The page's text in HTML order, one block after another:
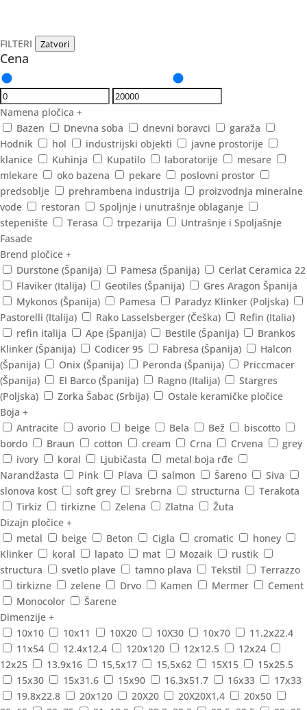
FILTERI Zatvori
Cena
Namena pločica +
Bazen
Dnevna soba dnevni boravci
garaža
Hodnik
hol industrijski objekti
javne prostorije
klanice
Kuhinja Kupatilo laboratorije
mesare
mlekare
oko bazena pekare
poslovni prostor
predsoblje
prehrambena industrija
proizvodnja mineralne
vode
restoran
Spoljnje i unutrašnje oblaganje
stepenište
Terasa trpezarija
Untrašnje i Spoljašnje
Fasade
Brend pločice +
Durstone (Španija)
Pamesa (Španija)
Cerlat Ceramica 22
Flaviker (Italija)
Geotiles (Španija)
Gres Aragon Španija
Mykonos (Španija)
Pamesa
Paradyz Klinker (Poljska)
Pastorelli (Italija)
Rako Lasselsberger (Češka)
Refin (Italia)
refin italija
Ape (Španija) Bestile (Španija)
Brankos
Klinker (Španija)
Codicer 95 Fabresa (Španija)
Halcon
(Španija)
Onix (Španija) Peronda (Španija)
Priccmacer
(Španija)
El Barco (Španija) Ragno (Italija)
Stargres
(Poljska)
Zorka Šabac (Srbija)
Ostale keramičke pločice
Boja +
Antracite
avorio beige Bela Bež
biscotto
bordo
Braun cotton cream Crna Crvena
grey
ivory
koral Ljubičasta
metal boja rđe
Narandžasta
Pink Plava salmon Šareno
Siva
slonova kost
soft grey Srebrna structurna
Terakota
Tirkiz
tirkizne Zelena Zlatna
Žuta
Dizajn pločice +
metal
beige Beton Cigla cromatic
honey
Klinker
koral lapato mat Mozaik
rustik
structura
svetlo plave tamno plava Tekstil
Terrazzo
tirkizne
zelene Drvo Kamen Mermer
Cement
Monocolor
Šarene
Dimenzije +
10x10
10x11 10X20 10X30 10x70
11.2x22.4
11x54
12.4x12.4 120x120 12x12.5
12x24
12x25
13.9x16 15,5x17 15,5x62 15X15
15x25.5
15x30
15x31.6 15x90 16.3x51.7 16x33
17x33
19.8x22.8
20x120 20X20 20X20X1,4
20x50